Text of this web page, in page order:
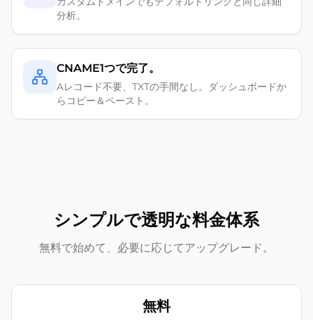
分析。
CNAME1つで完了。
Aレコード不要、TXTの手間なし。ダッシュボードか
らコピー＆ペースト。
シンプルで透明な料金体系
無料で始めて、必要に応じてアップグレード。
無料